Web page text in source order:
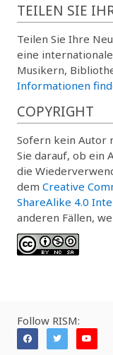
TEILEN SIE
Teilen Sie Ihre
eine
Musikern,
Informationen
COPYRIGHT
Sofern kein Autor
Sie darauf, ob ein
die
dem Creative
ShareAlike 4.0
anderen Fällen,
Follow RISM: